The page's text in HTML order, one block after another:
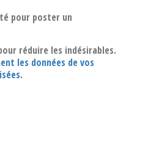
pour poster un
réduire les indésirables.
les données de vos
.